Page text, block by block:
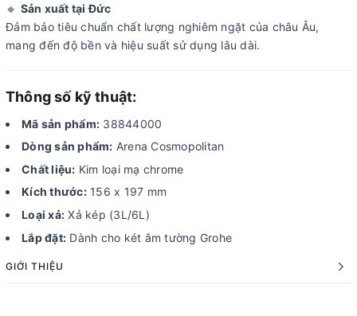
🔹 Sản xuất tại Đức
Đảm bảo tiêu chuẩn chất lượng nghiêm ngặt của châu Âu,
mang đến độ bền và hiệu suất sử dụng lâu dài.
Thông số kỹ thuật:
Mã sản phẩm: 38844000
Dòng sản phẩm: Arena Cosmopolitan
Chất liệu: Kim loại mạ chrome
Kích thước:156 x 197 mm
Loại xả: Xả kép (3L/6L)
Lắp đặt: Dành cho két âm tường Grohe
GIỚI THIỆU